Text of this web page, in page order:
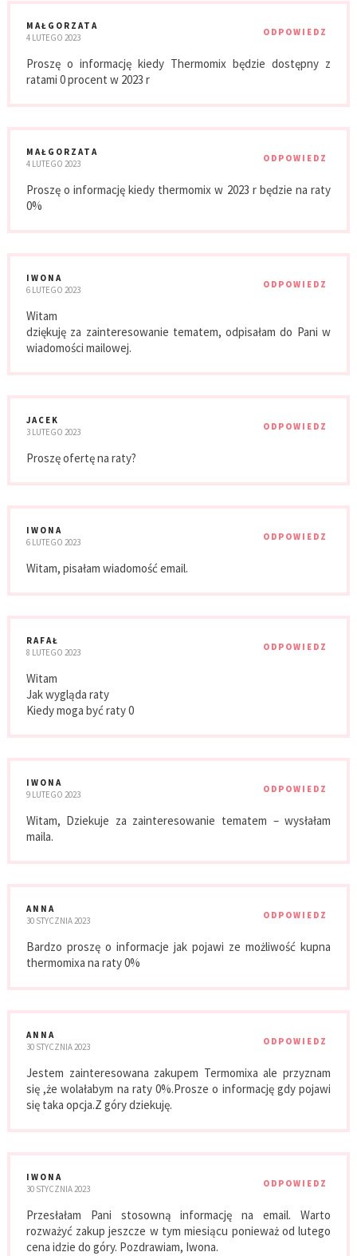
MAŁGORZATA
4 LUTEGO 2023
ODPOWIEDZ
Proszę o informację kiedy Thermomix będzie dostępny z
ratami 0 procent w 2023 r
MAŁGORZATA
4 LUTEGO 2023
ODPOWIEDZ
Proszę o informację kiedy thermomix w 2023 r będzie na raty
0%
IWONA
6 LUTEGO 2023
ODPOWIEDZ
Witam
dziękuję za zainteresowanie tematem, odpisałam do Pani w
wiadomości mailowej.
JACEK
3 LUTEGO 2023
ODPOWIEDZ
Proszę ofertę na raty?
IWONA
6 LUTEGO 2023
ODPOWIEDZ
Witam, pisałam wiadomość email.
RAFAŁ
8 LUTEGO 2023
ODPOWIEDZ
Witam
Jak wygląda raty
Kiedy moga być raty 0
IWONA
9 LUTEGO 2023
ODPOWIEDZ
Witam, Dziekuje za zainteresowanie tematem – wysłałam
maila.
ANNA
30 STYCZNIA 2023
ODPOWIEDZ
Bardzo proszę o informacje jak pojawi ze możliwość kupna
thermomixa na raty 0%
ANNA
30 STYCZNIA 2023
ODPOWIEDZ
Jestem zainteresowana zakupem Termomixa ale przyznam
się ,że wolałabym na raty 0%.Prosze o informację gdy pojawi
się taka opcja.Z góry dziekuję.
IWONA
30 STYCZNIA 2023
ODPOWIEDZ
Przesłałam Pani stosowną informację na email. Warto
rozważyć zakup jeszcze w tym miesiącu ponieważ od lutego
cena idzie do góry. Pozdrawiam, Iwona.